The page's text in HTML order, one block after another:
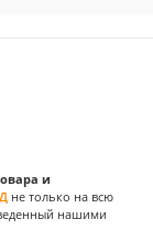
и
не только на всю
нашими